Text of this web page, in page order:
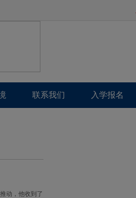
联系我们 入学报名
动，他收到了